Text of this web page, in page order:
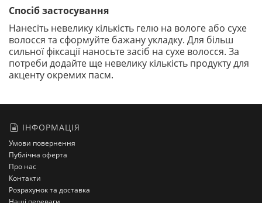
Спосіб застосування
Нанесіть невелику кількість гелю на вологе або сухе
волосся та сформуйте бажану укладку. Для більш
сильної фіксації наносьте засіб на сухе волосся. За
потреби додайте ще невелику кількість продукту для
акценту окремих пасм.
ІНФОРМАЦІЯ
Умови повернення
Публічна оферта
Про нас
Контакти
Розрахунок та доставка